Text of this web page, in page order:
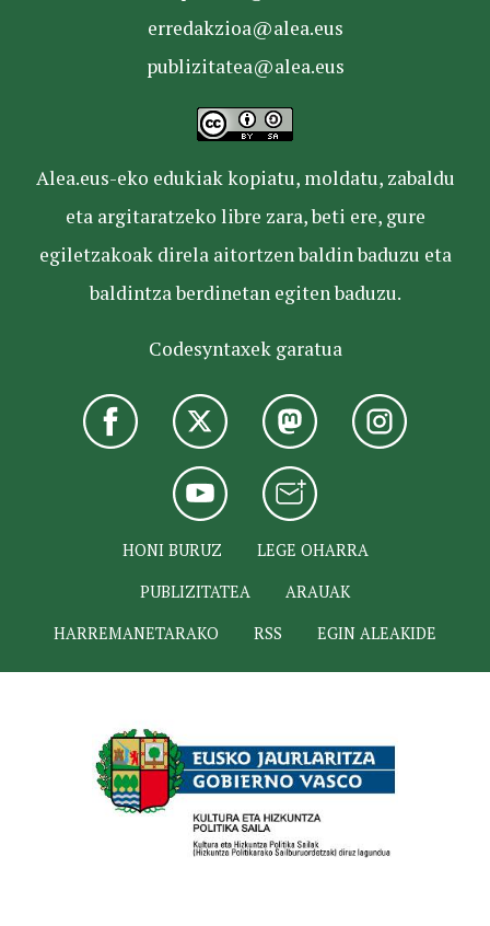
erredakzioa@alea.eus
publizitatea@alea.eus
Alea.eus-eko edukiak kopiatu, moldatu, zabaldu
eta argitaratzeko libre zara, beti ere, gure
egiletzakoak direla aitortzen baldin baduzu eta
baldintza berdinetan egiten baduzu.
Codesyntaxek garatua
HONI BURUZ
LEGE OHARRA
PUBLIZITATEA
ARAUAK
HARREMANETARAKO
RSS EGIN ALEAKIDE